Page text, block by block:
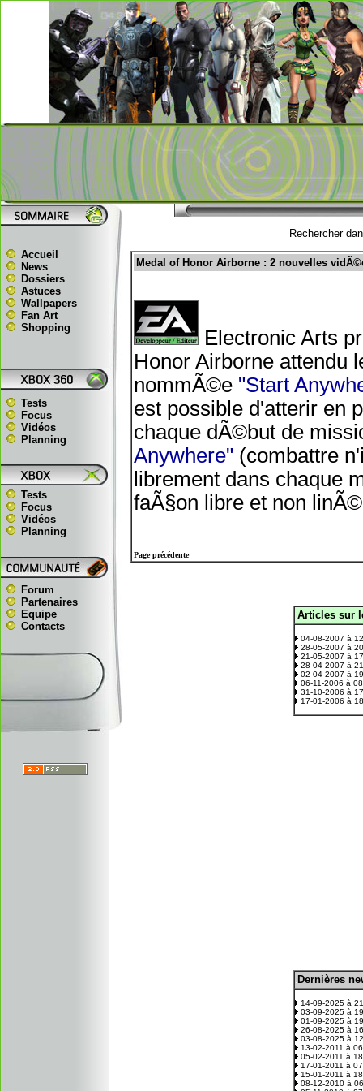
Accueil
News
Dossiers
Astuces
Wallpapers
Fan Art
Shopping
Tests
Focus
Vidéos
Planning
Tests
Focus
Vidéos
Planning
Forum
Partenaires
Equipe
Contacts
Rechercher
Medal of Honor Airborne : 2 nouvelles
Electronic Arts
Honor Airborne attendu
nommÃ©e "Start
est possible d'atterir en
chaque dÃ©but de
Anywhere"(combattre
librement dans chaque
faÃ§on libre et non
Page précédente
Articles sur
04-08-2007 à
28-05-2007 à
21-05-2007 à
28-04-2007 à
02-04-2007 à
06-11-2006 à
31-10-2006 à
17-01-2006 à
Dernières
14-09-2025 à
03-09-2025 à
01-09-2025 à
26-08-2025 à
03-08-2025 à
13-02-2011 à
05-02-2011 à
17-01-2011 à
15-01-2011 à
08-12-2010 à